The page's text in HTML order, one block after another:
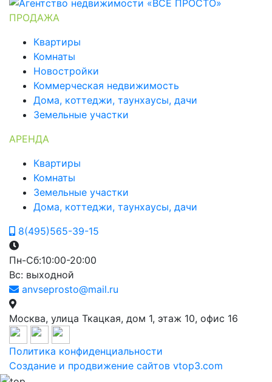
ПРОДАЖА
Квартиры
Комнаты
Новостройки
Коммерческая недвижимость
Дома, коттеджи, таунхаусы, дачи
Земельные участки
АРЕНДА
Квартиры
Комнаты
Земельные участки
Дома, коттеджи, таунхаусы, дачи
8(495)565-39-15
Пн-Сб:10:00-20:00
Вс: выходной
anvseprosto@mail.ru
Москва, улица Ткацкая, дом 1, этаж 10, офис 16
Политика конфиденциальности
Создание и продвижение сайтов vtop3.com